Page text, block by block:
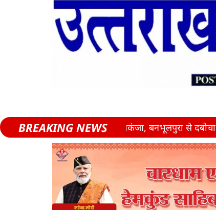
BREAKING NEWS
पर चला पुलिस का शिकंजा, बनभूलपुरा से दबोचा गया आरोपी